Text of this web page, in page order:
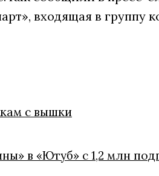
входящая в группу
с вышки
в «Ютуб» с 1,2 млн